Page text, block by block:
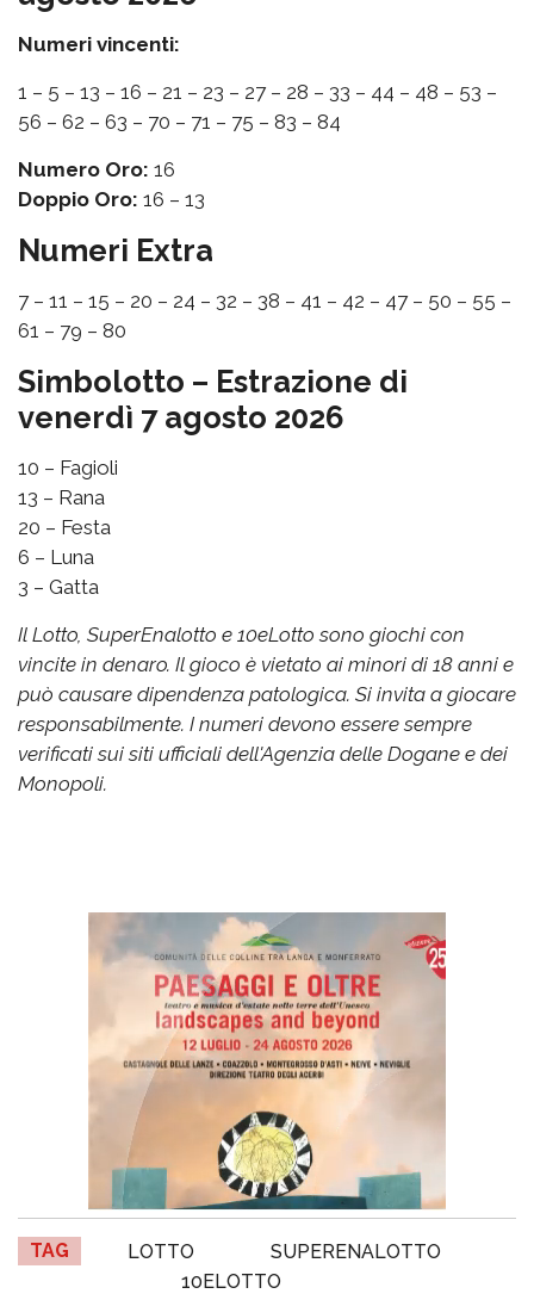
Numeri vincenti:
1 – 5 – 13 – 16 – 21 – 23 – 27 – 28 – 33 – 44 – 48 – 53 –
56 – 62 – 63 – 70 – 71 – 75 – 83 – 84
Numero Oro: 16
Doppio Oro: 16 – 13
Numeri Extra
7 – 11 – 15 – 20 – 24 – 32 – 38 – 41 – 42 – 47 – 50 – 55 –
61 – 79 – 80
Simbolotto – Estrazione di
venerdì 7 agosto 2026
10 – Fagioli
13 – Rana
20 – Festa
6 – Luna
3 – Gatta
Il Lotto, SuperEnalotto e 10eLotto sono giochi con
vincite in denaro. Il gioco è vietato ai minori di 18 anni e
può causare dipendenza patologica. Si invita a giocare
responsabilmente. I numeri devono essere sempre
verificati sui siti ufficiali dell'Agenzia delle Dogane e dei
Monopoli.
TAG LOTTO
SUPERENALOTTO
10ELOTTO